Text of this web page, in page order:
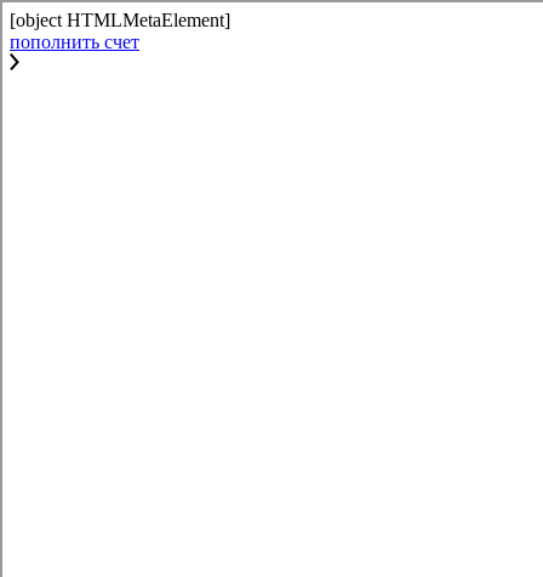
[object HTMLMetaElement]
пополнить счет